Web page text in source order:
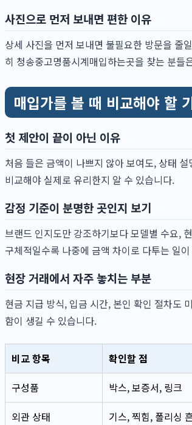
사진으로 먼저 보내면 편한 이유
상세 사진을 먼저 보내면 불필요한 방문을 줄
히 청송중고명품시계매입하는곳을 찾는 분들
매입가를 볼 때 비교해야 할
첫 제안이 끝이 아닌 이유
처음 들은 금액이 나쁘지 않아 보여도, 상태
비교해야 실제로 유리한지 알 수 있습니다.
감정 기준이 분명한 곳인지 보기
브랜드 인지도만 강조하기보다 모델별 수요,
구체적일수록 나중에 금액 차이로 다투는 일
현장 거래에서 자주 놓치는 부분
현금 지급 방식, 입금 시간, 본인 확인 절차도
함이 생길 수 있습니다.
비교 항목 확인할 점
구성품
박스, 보증서, 링크
외관 상태
기스, 찍힘, 폴리싱